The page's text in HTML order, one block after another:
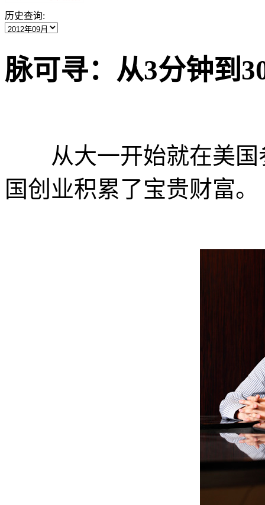
历史查询:
脉可寻：从3分钟到
从大一开始就在美国
国创业积累了宝贵财富。